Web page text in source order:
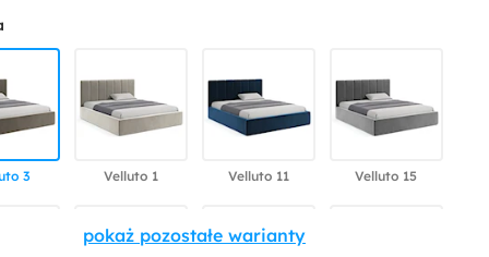
3 Velluto 1 Velluto 11 Velluto 15